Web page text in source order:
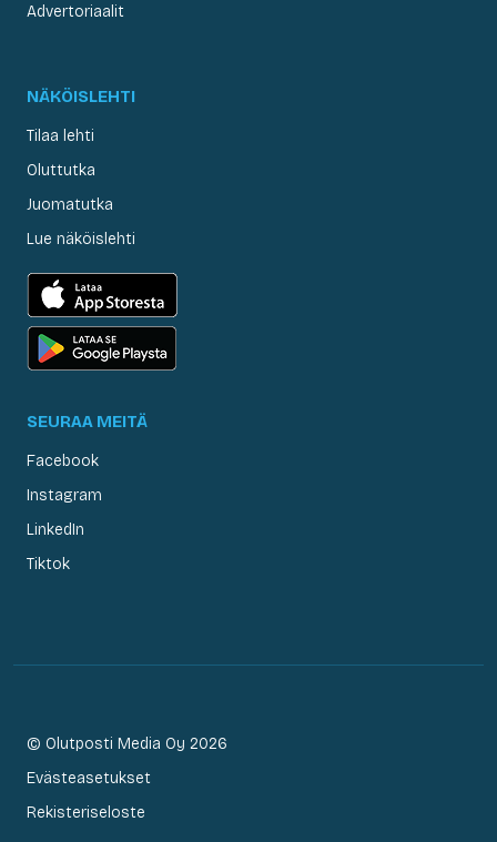
Advertoriaalit
NÄKÖISLEHTI
Tilaa lehti
Oluttutka
Juomatutka
Lue näköislehti
SEURAA MEITÄ
Facebook
Instagram
LinkedIn
Tiktok
© Olutposti Media Oy 2026
Evästeasetukset
Rekisteriseloste